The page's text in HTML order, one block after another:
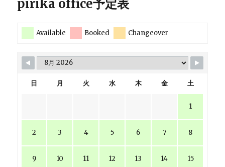
pirika office予定表
Available Booked Changeover
日 月 火 水 木 金 土
1
2 3 4 5 6 7 8
9 10 11 12 13 14 15